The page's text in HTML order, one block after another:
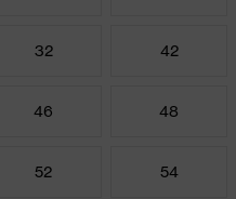
32 42
46 48
52 54